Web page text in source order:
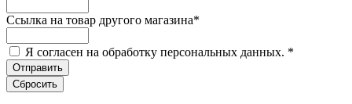
Ссылка на товар другого магазина*
Я согласен на обработку персональных данных. *